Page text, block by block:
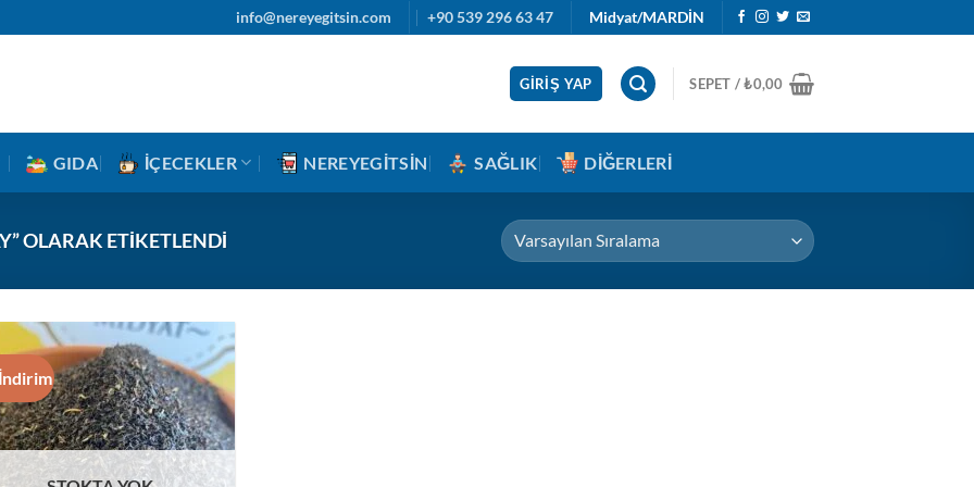
info@nereyegitsin.com +90 539 296 63 47 Midyat/MARDİN
GIRIŞ YAP SEPET /₺0,00
GIDA İÇECEKLER NEREYEGITSIN SAĞLIK DIĞERLERI
OLARAK ETIKETLENDI